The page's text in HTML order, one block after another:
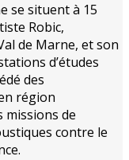
se situent à 15
Robic,
de Marne, et son
d’études
des
région
missions de
contre le